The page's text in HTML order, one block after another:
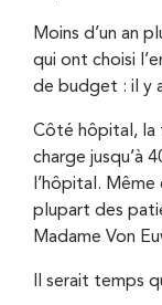
Moins d’un an
qui ont choisi
de budget : il y
Côté hôpital, la
charge jusqu’à
l’hôpital.
plupart des
Madame Von
Il serait temps